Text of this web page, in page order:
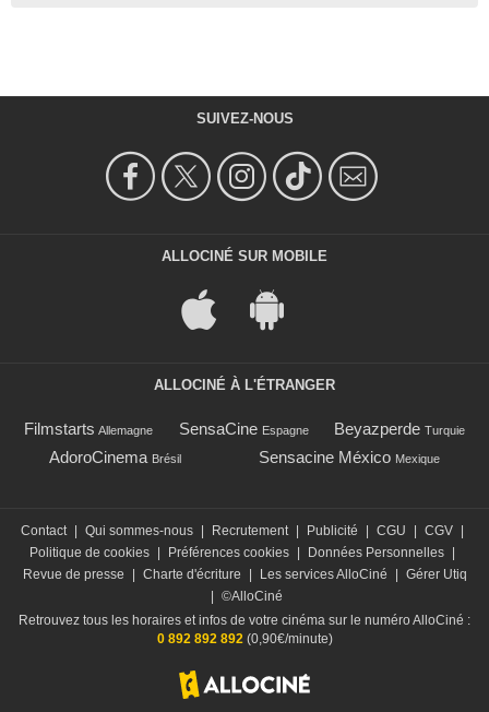
SUIVEZ-NOUS
ALLOCINÉ SUR MOBILE
ALLOCINÉ À L'ÉTRANGER
Filmstarts Allemagne SensaCine Espagne Beyazperde Turquie
AdoroCinema Brésil Sensacine México Mexique
Contact Qui sommes-nous Recrutement Publicité CGU CGV
Politique de cookies
Préférences cookies Données Personnelles
Revue de presse
Charte d'écriture Les services AlloCiné
Gérer Utiq
©AlloCiné
Retrouvez tous les horaires et infos de votre cinéma sur le numéro AlloCiné :
0 892 892 892(0,90€/minute)